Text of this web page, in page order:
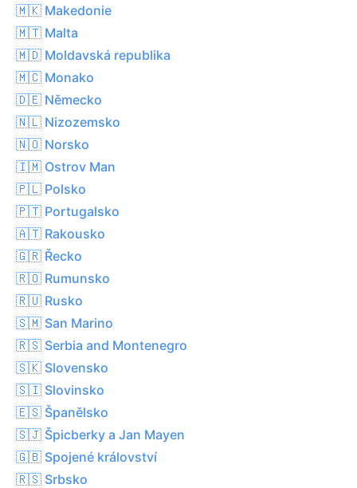
🇲🇰 Makedonie
🇲🇹 Malta
🇲🇩 Moldavská republika
🇲🇨 Monako
🇩🇪 Německo
🇳🇱 Nizozemsko
🇳🇴 Norsko
🇮🇲 Ostrov Man
🇵🇱 Polsko
🇵🇹 Portugalsko
🇦🇹 Rakousko
🇬🇷 Řecko
🇷🇴 Rumunsko
🇷🇺 Rusko
🇸🇲 San Marino
🇷🇸 Serbia and Montenegro
🇸🇰 Slovensko
🇸🇮 Slovinsko
🇪🇸 Španělsko
🇸🇯 Špicberky a Jan Mayen
🇬🇧 Spojené království
🇷🇸 Srbsko